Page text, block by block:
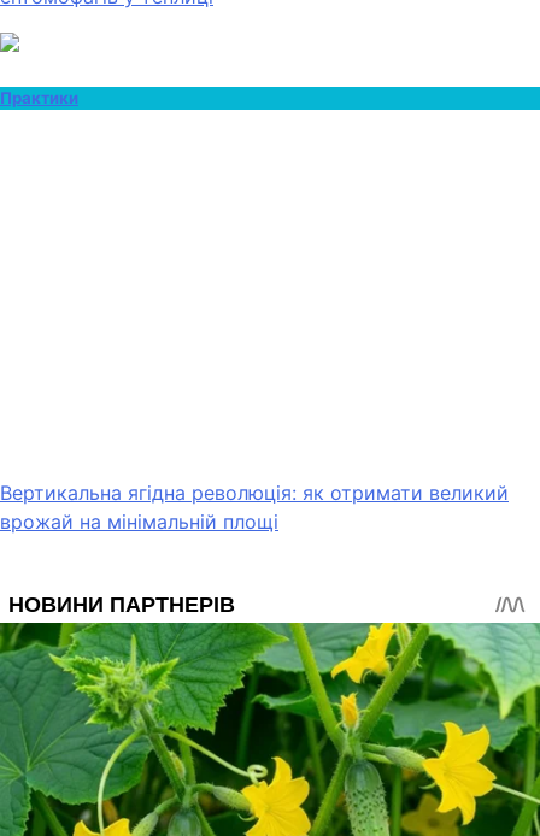
Практики
Вертикальна ягідна революція: як отримати великий
врожай на мінімальній площі